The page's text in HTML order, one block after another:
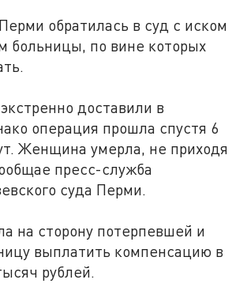
обратилась в суд с иском
больницы, по вине которых
доставили в
операция прошла спустя 6
Женщина умерла, не приходя
пресс-служба
суда Перми.
на сторону потерпевшей и
выплатить компенсацию в
рублей.